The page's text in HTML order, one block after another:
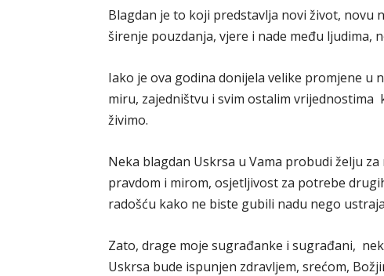
Blagdan je to koji predstavlja novi život, novu
širenje pouzdanja, vjere i nade među ljudima,
Iako je ova godina donijela velike promjene u
miru, zajedništvu i svim ostalim
živimo.
Neka blagdan Uskrsa u Vama probudi želju
pravdom i mirom, osjetljivost za potrebe
radošću kako ne biste gubili nadu nego
Zato, drage moje sugrađanke i sugrađani,
Uskrsa bude ispunjen zdravljem, srećom,